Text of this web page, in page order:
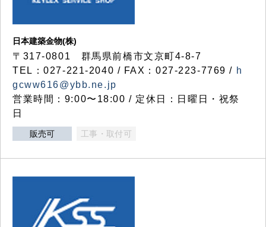
日本建築金物(株)
〒317‐0801 群馬県前橋市文京町4-8-7
TEL：027-221-2040 / FAX：027-223-7769 / h
gcww616@ybb.ne.jp
営業時間：9:00〜18:00 / 定休日：日曜日・祝祭
日
販売可 工事・取付可